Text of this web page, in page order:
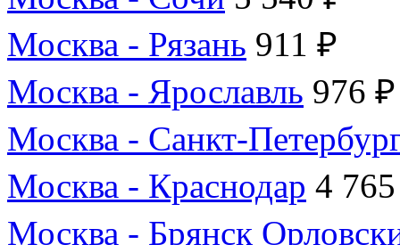
Москва - Рязань 911 ₽
Москва - Ярославль 976 ₽
Москва - Санкт-
Москва - Краснодар 4
Москва - Брянск